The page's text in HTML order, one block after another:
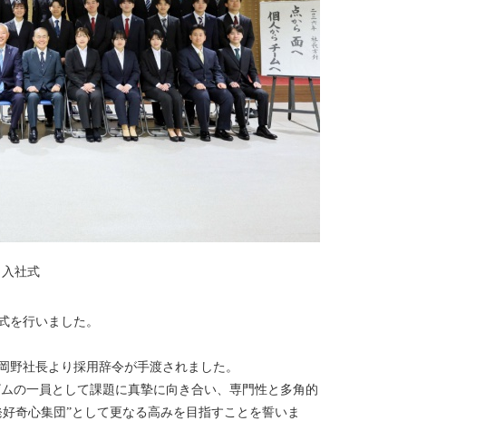
入社式
を行いました。
社長より採用辞令が手渡されました。
の一員として課題に真摯に向き合い、専門性と多角的
奇心集団”として更なる高みを目指すことを誓いま